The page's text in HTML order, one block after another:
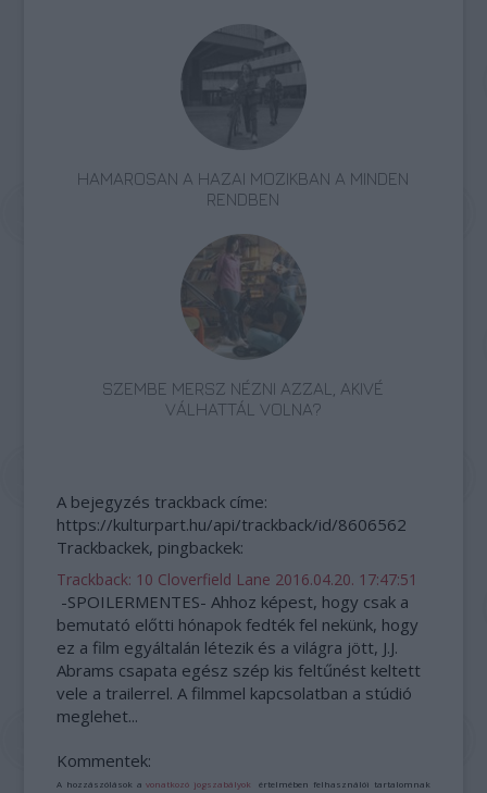
HAMAROSAN A HAZAI MOZIKBAN A MINDEN
RENDBEN
SZEMBE MERSZ NÉZNI AZZAL, AKIVÉ
VÁLHATTÁL VOLNA?
A bejegyzés trackback címe:
https://kulturpart.hu/api/trackback/id/8606562
Trackbackek, pingbackek:
Trackback: 10 Cloverfield Lane 2016.04.20. 17:47:51
-SPOILERMENTES- Ahhoz képest, hogy csak a
bemutató előtti hónapok fedték fel nekünk, hogy
ez a film egyáltalán létezik és a világra jött, J.J.
Abrams csapata egész szép kis feltűnést keltett
vele a trailerrel. A filmmel kapcsolatban a stúdió
meglehet...
Kommentek:
A hozzászólások avonatkozó jogszabályok értelmében felhasználói tartalomnak